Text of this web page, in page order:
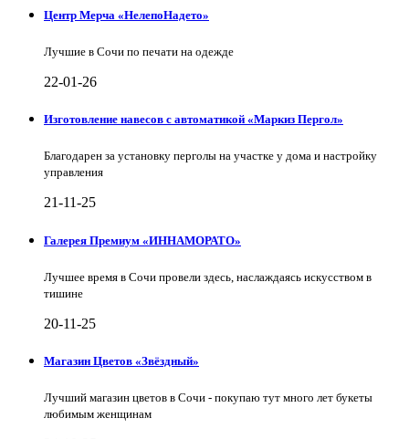
Центр Мерча «НелепоНадето»
Лучшие в Сочи по печати на одежде
22-01-26
Изготовление навесов с автоматикой «Маркиз Пергол»
Благодарен за установку перголы на участке у дома и настройку
управления
21-11-25
Галерея Премиум «ИННАМОРАТО»
Лучшее время в Сочи провели здесь, наслаждаясь искусством в
тишине
20-11-25
Магазин Цветов «Звёздный»
Лучший магазин цветов в Сочи - покупаю тут много лет букеты
любимым женщинам